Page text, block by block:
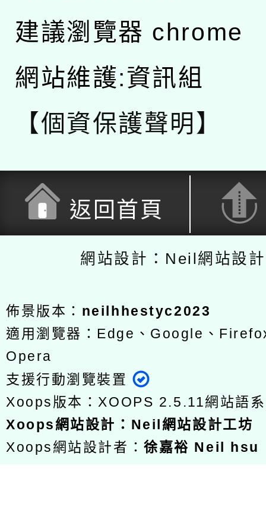
建議瀏覽器 chrome
網站維護:資訊組
【個資保護聲明】
返回首頁
網站設計：Neil網站設
佈景版本： neilhhestyc2023
適用瀏覽器：Edge、Google、
Opera
支援行動瀏覽裝置
Xoops版本： XOOPS 2.5.11網站語
Xoops網站設計 ： Neil網站設計工坊
Xoops網站設計者：徐嘉裕 Neil hsu